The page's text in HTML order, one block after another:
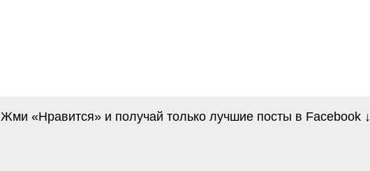
Жми «Нравится» и получай только лучшие посты в Facebook ↓